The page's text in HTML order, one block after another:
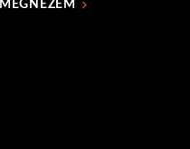
MEGNÉZEM